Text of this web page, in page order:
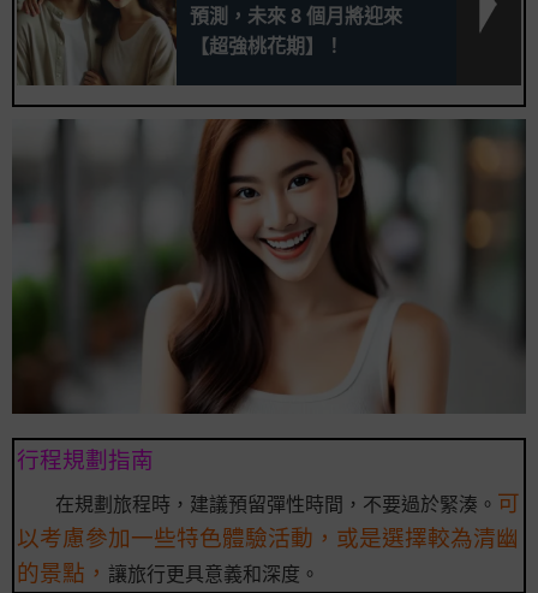
預測，未來 8 個月將迎來
【超強桃花期】！
行程規劃指南
在規劃旅程時，建議預留彈性時間，不要過於緊湊。 可
以考慮參加一些特色體驗活動，或是選擇較為清幽
的景點， 讓旅行更具意義和深度。